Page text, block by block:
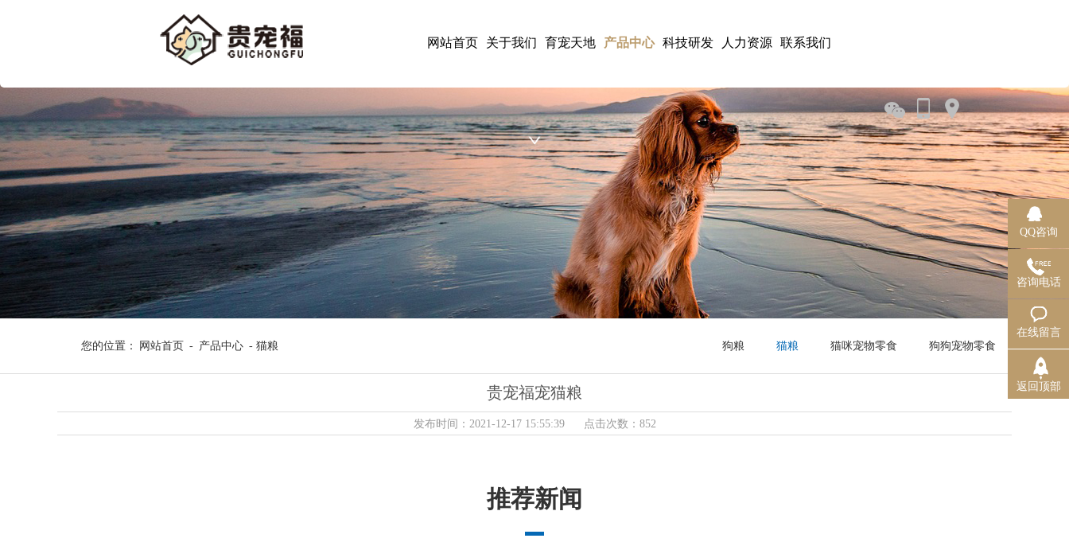
网站首页 关于我们 育宠天地 产品中心 科技研发 人力资源 联系我们
您的位置： 网站首页 - 产品中心 - 猫粮 狗粮 猫粮 猫咪宠物零食 狗狗宠物零食
贵宠福宠猫粮
发布时间：2021-12-17 15:55:39 点击次数：852
推荐新闻
QQ咨询
咨询电话
在线留言
返回顶部